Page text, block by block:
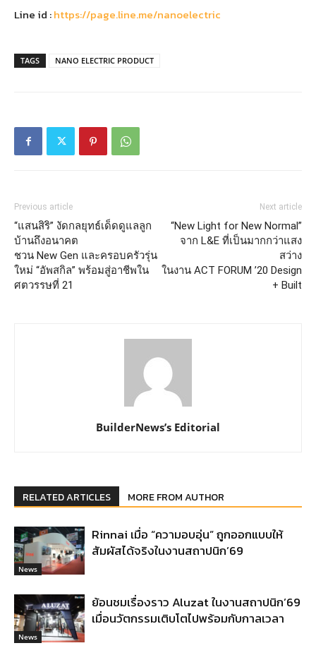
Line id :https://page.line.me/nanoelectric
TAGS NANO ELECTRIC PRODUCT
Previous article
“แสนสิริ” งัดกลยุทธ์เด็ดดูแลลูก
บ้านถึงอนาคต
ชวน New Gen และครอบครัวรุ่น
ใหม่ “อัพสกิล” พร้อมสู่อาชีพใน
ศตวรรษที่ 21
Next article
“New Light for New Normal”
จาก L&E ที่เป็นมากกว่าแสง
สว่าง
ในงาน ACT FORUM ’20 Design
+ Built
BuilderNews’s Editorial
RELATED ARTICLES MORE FROM AUTHOR
News
Rinnai เมื่อ “ความอบอุ่น” ถูกออกแบบให้
สัมผัสได้จริงในงานสถาปนิก’69
News
ย้อนชมเรื่องราว Aluzat ในงานสถาปนิก’69
เมื่อนวัตกรรมเติบโตไปพร้อมกับกาลเวลา